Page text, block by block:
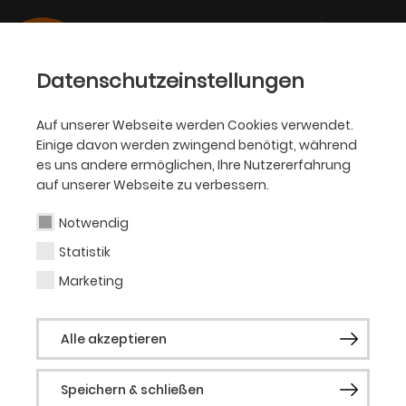
Datenschutzeinstellungen
Auf unserer Webseite werden Cookies verwendet.
Einige davon werden zwingend benötigt, während
es uns andere ermöglichen, Ihre Nutzererfahrung
auf unserer Webseite zu verbessern.
Notwendig
Statistik
Marketing
Alle akzeptieren
Speichern & schließen
HINTER DEN KULISSEN
Aktuelles
THEATER, OPER, BALLETT, PHILHARMONIKER,
Theater Dortmund startet mit
Rekordzahlen in den Vorverkauf
für die Spielzeit 2026/27